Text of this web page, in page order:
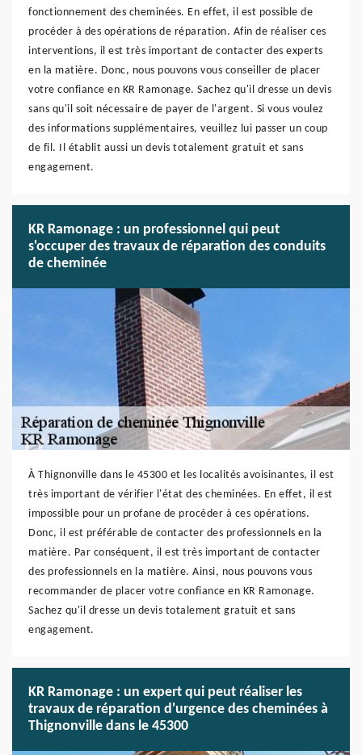
fonctionnement des cheminées. En effet, il est possible de
procéder à des opérations de réparation. Afin de réaliser ces
interventions, il est très important de contacter des experts
en la matière. Donc, nous pouvons vous conseiller de placer
votre confiance en KR Ramonage. Sachez qu'il dresse un devis
sans qu'il soit nécessaire de payer de l'argent. Si vous voulez
des informations supplémentaires, veuillez lui passer un coup
de fil. Il établit aussi un devis totalement gratuit et sans
engagement.
KR Ramonage : un professionnel qui peut
s'occuper des travaux de réparation des conduits
de cheminée
À Thignonville dans le 45300 et les localités avoisinantes, il est
très important de vérifier l'état des cheminées. En effet, il est
impossible pour un profane de procéder à ces opérations.
Donc, il est préférable de contacter des professionnels en la
matière. Par conséquent, il est très important de contacter
des professionnels en la matière. Ainsi, nous pouvons vous
recommander de placer votre confiance en KR Ramonage.
Sachez qu'il dresse un devis totalement gratuit et sans
engagement.
KR Ramonage : un expert qui peut réaliser les
travaux de réparation d'urgence des cheminées à
Thignonville dans le 45300